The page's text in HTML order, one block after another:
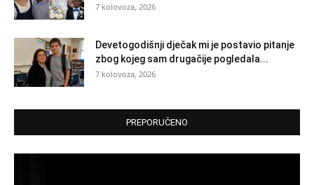
7 kolovoza, 2026
Devetogodišnji dječak mi je postavio pitanje
zbog kojeg sam drugačije pogledala...
7 kolovoza, 2026
PREPORUČENO